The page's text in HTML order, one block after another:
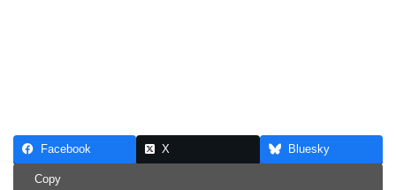
Facebook X Bluesky
Copy